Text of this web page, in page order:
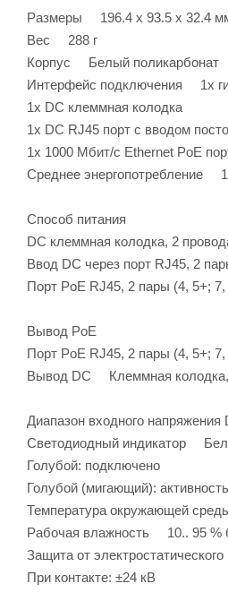
Размеры 196.4 x 93.5 x 32.4
Вес 288 г
Корпус Белый поликарбонат
Интерфейс подключения 1х
1х DC клеммная колодка
1х DC RJ45 порт с вводом
1х 1000 Мбит/с Ethernet PoE
Среднее энергопотребление
Способ питания
DC клеммная колодка, 2
Ввод DC через порт RJ45, 2
Порт PoE RJ45, 2 пары (4, 5+;
Вывод PoE
Порт PoE RJ45, 2 пары (4, 5+;
Вывод DC Клеммная колодка,
Диапазон входного
Светодиодный индикатор
Голубой: подключено
Голубой (мигающий): активность
Температура окружающей
Рабочая влажность 10.. 95 %
Защита от
При контакте: ±24 кВ